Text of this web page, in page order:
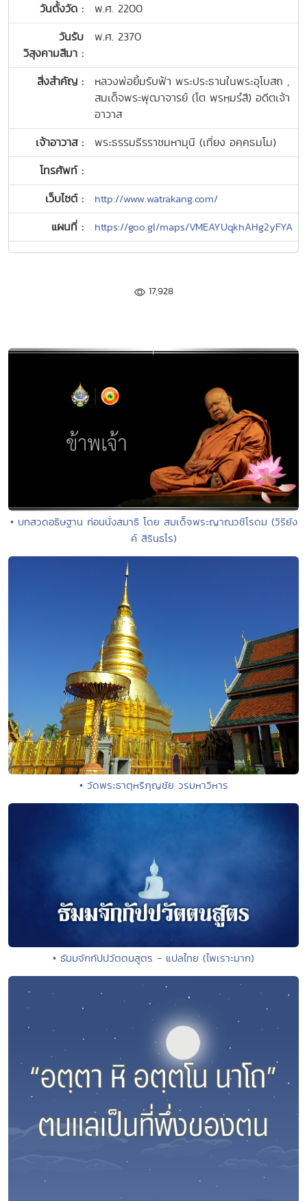
วันตั้งวัด :
พ.ศ. 2200
วันรับ
วิสุงคามสีมา :
พ.ศ. 2370
สิ่งสำคัญ :
หลวงพ่อยิ้มรับฟ้า พระประธานในพระอุโบสถ ,
สมเด็จพระพุฒาจารย์ (โต พฺรหฺมรํสี) อดีตเจ้า
อาวาส
เจ้าอาวาส :
พระธรรมธีรราชมหามุนี (เที่ยง อคฺคธมฺโม)
โทรศัพท์ :
เว็บไซต์ :
http://www.watrakang.com/
แผนที่ : https://goo.gl/maps/VMEAYUqkhAHg2yFYA
17,928
• บทสวดอธิษฐาน ก่อนนั่งสมาธิ โดย สมเด็จพระญาณวชิโรดม (วิริยัง
ค์ สิรินฺธโร)
• วัดพระธาตุหริภุญชัย วรมหาวิหาร
• ธัมมจักกัปปวัตตนสูตร - แปลไทย (ไพเราะมาก)